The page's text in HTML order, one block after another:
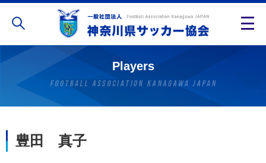
Players
豊田 真子